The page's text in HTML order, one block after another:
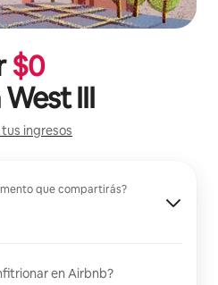
$0
III
ingresos
que compartirás?
en Airbnb?